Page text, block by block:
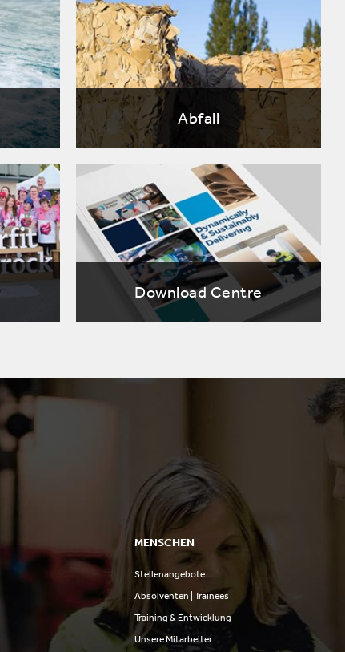
Abfall
Download Centre
MENSCHEN
Stellenangebote
Absolventen | Trainees
Training & Entwicklung
Unsere Mitarbeiter